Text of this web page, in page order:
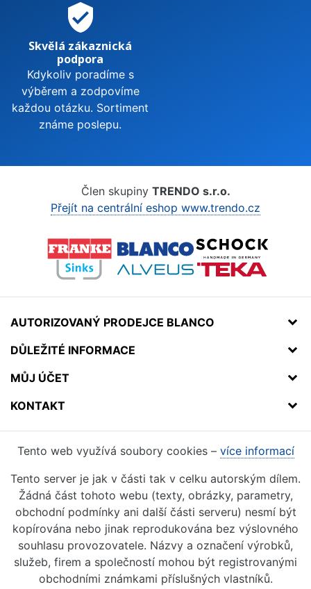
verified_user
Skvělá zákaznická
podpora
Kdykoliv poradíme s
výběrem a zodpovíme
každou otázku. Sortiment
známe poslepu.
Člen skupiny TRENDO s.r.o.
Přejít na centrální eshop www.trendo.cz
AUTORIZOVANÝ PRODEJCE BLANCO
DŮLEŽITÉ INFORMACE
MŮJ ÚČET
KONTAKT
Tento web využívá soubory cookies – více informací
Tento server je jak v části tak v celku autorským dílem.
Žádná část tohoto webu (texty, obrázky, parametry,
obchodní podmínky ani další části serveru) nesmí být
kopírována nebo jinak reprodukována bez výslovného
souhlasu provozovatele. Názvy a označení výrobků,
služeb, firem a společností mohou být registrovanými
obchodními známkami příslušných vlastníků.